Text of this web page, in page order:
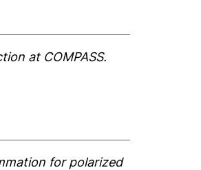
at COMPASS.
for polarized